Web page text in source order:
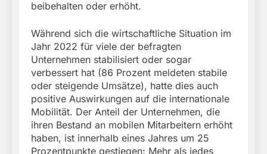
beibehalten oder erhöht.
Während sich die wirtschaftliche Situation im
Jahr 2022 für viele der befragten
Unternehmen stabilisiert oder sogar
verbessert hat (86 Prozent meldeten stabile
oder steigende Umsätze), hatte dies auch
positive Auswirkungen auf die internationale
Mobilität. Der Anteil der Unternehmen, die
ihren Bestand an mobilen Mitarbeitern erhöht
haben, ist innerhalb eines Jahres um 25
Prozentpunkte gestiegen: Mehr als jedes